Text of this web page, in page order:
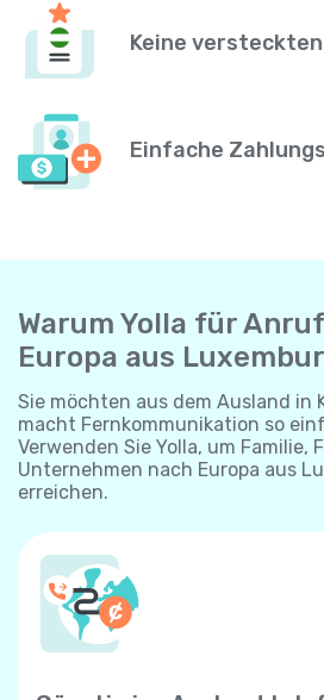
Keine
Einfache
Warum Yolla für
Europa aus
Sie möchten aus dem Ausland in
macht Fernkommunikation so
Verwenden Sie Yolla, um Familie,
Unternehmen nach Europa aus
erreichen.